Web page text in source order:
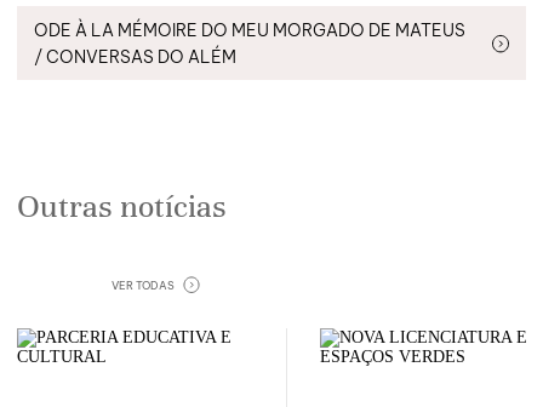
ODE À LA MÉMOIRE DO MEU MORGADO DE MATEUS
/ CONVERSAS DO ALÉM
Outras notícias
VER‏‏‎ ‎TODAS